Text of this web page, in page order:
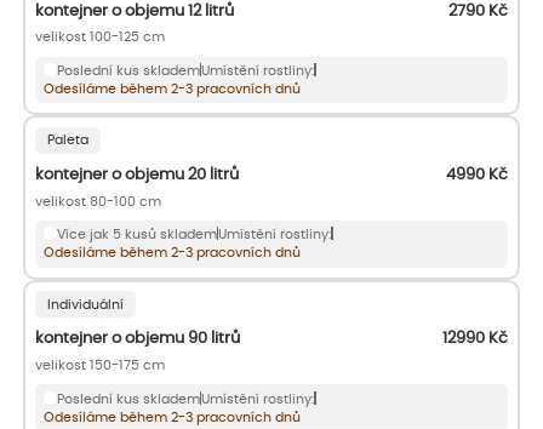
kontejner o objemu 12 litrů 2790 Kč
velikost 100-125 cm
Poslední kus sklademUmístění rostliny:
Odesíláme během 2-3 pracovních dnů
Paleta
kontejner o objemu 20 litrů 4990 Kč
velikost 80-100 cm
Více jak 5 kusů sklademUmístění rostliny:
Odesíláme během 2-3 pracovních dnů
Individuální
kontejner o objemu 90 litrů 12990 Kč
velikost 150-175 cm
Poslední kus sklademUmístění rostliny:
Odesíláme během 2-3 pracovních dnů